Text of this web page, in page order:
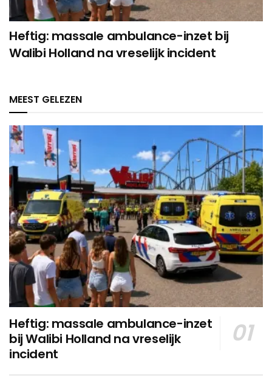
Heftig: massale ambulance-inzet bij
Walibi Holland na vreselijk incident
MEEST GELEZEN
Heftig: massale ambulance-inzet
bij Walibi Holland na vreselijk
incident